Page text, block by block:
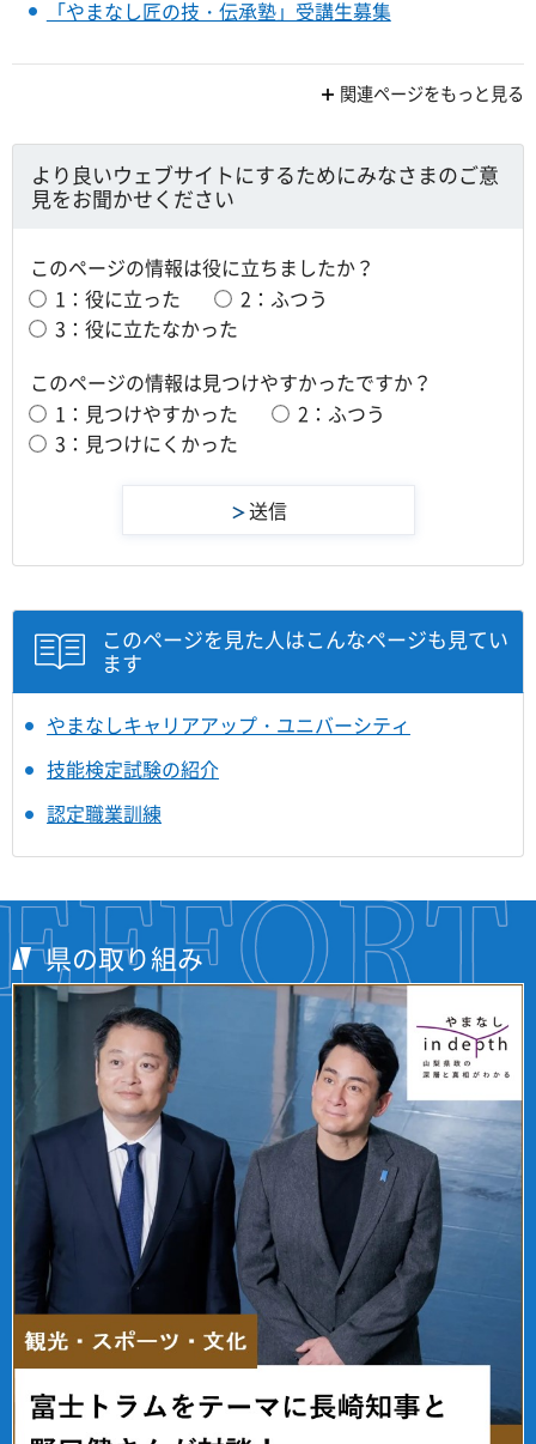
「やまなし匠の技・伝承塾」受講生募集
関連ページをもっと見る
より良いウェブサイトにするためにみなさまのご意
見をお聞かせください
このページの情報は役に立ちましたか？
1：役に立った
2：ふつう
3：役に立たなかった
このページの情報は見つけやすかったですか？
1：見つけやすかった
2：ふつう
3：見つけにくかった
このページを見た人はこんなページも見てい
ます
やまなしキャリアアップ・ユニバーシティ
技能検定試験の紹介
認定職業訓練
県の取り組み